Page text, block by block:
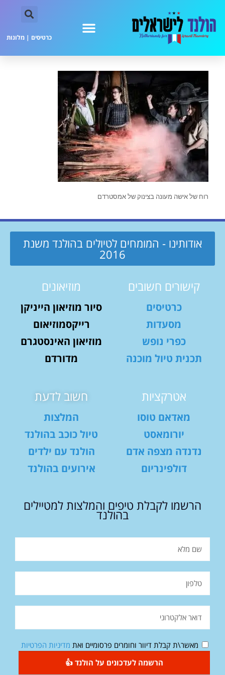
כרטיסים | מלונות
רוח של אישה מעונה בצינוק של אמסטרדם
אודותינו - המומחים לטיולים בהולנד משנת
2016
קישורים חשובים
כרטיסים
מסעדות
כפרי נופש
תכנית טיול מוכנה
מוזיאונים
סיור מוזיאון הייניקן
רייקסמוזיאום
מוזיאון האינסטגרם
מדורדם
אטרקציות
מאדאם טוסו
יורומאסט
נדנדה מצפה אדם
דולפינריום
חשוב לדעת
המלצות
טיול כוכב בהולנד
הולנד עם ילדים
אירועים בהולנד
הרשמו לקבלת טיפים והמלצות למטיילים
בהולנד
מאשר\ת קבלת דיוור וחומרים פרסומיים ואת מדיניות הפרטיות
הרשמה לעדכונים על הולנד 👍